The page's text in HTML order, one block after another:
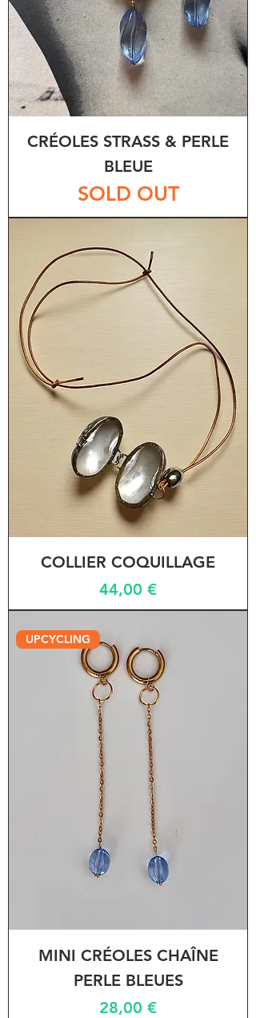
CRÉOLES STRASS & PERLE
BLEUE
SOLD OUT
COLLIER COQUILLAGE
Prix
44,00 €
UPCYCLING
MINI CRÉOLES CHAÎNE
PERLE BLEUES
Prix
28,00 €